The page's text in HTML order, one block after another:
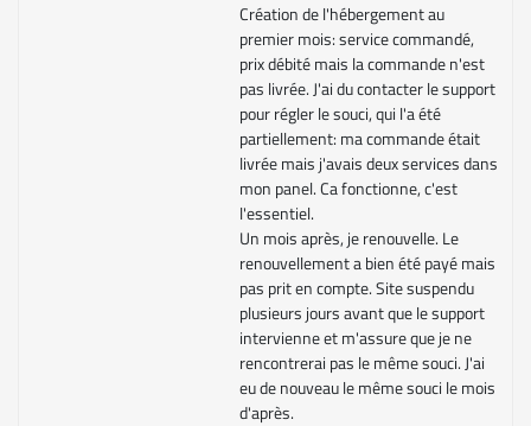
Création de l'hébergement au
premier mois: service commandé,
prix débité mais la commande n'est
pas livrée. J'ai du contacter le support
pour régler le souci, qui l'a été
partiellement: ma commande était
livrée mais j'avais deux services dans
mon panel. Ca fonctionne, c'est
l'essentiel.
Un mois après, je renouvelle. Le
renouvellement a bien été payé mais
pas prit en compte. Site suspendu
plusieurs jours avant que le support
intervienne et m'assure que je ne
rencontrerai pas le même souci. J'ai
eu de nouveau le même souci le mois
d'après.